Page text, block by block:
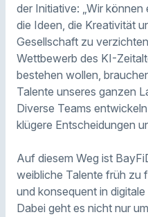
der Initiative: „Wir
die Ideen, die Kreativität
Gesellschaft zu
Wettbewerb des KI-
bestehen wollen,
Talente unseres ganzen
Diverse Teams
klügere Entscheidungen
Auf diesem Weg ist
weibliche Talente früh zu
und konsequent in
Dabei geht es nicht nur